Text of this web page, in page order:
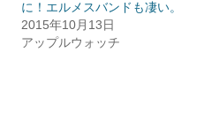
に！エルメスバンドも凄い。
2015年10月13日
アップルウォッチ